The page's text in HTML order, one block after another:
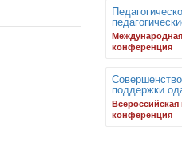
конференция
поддержки
Всероссийская
конференция